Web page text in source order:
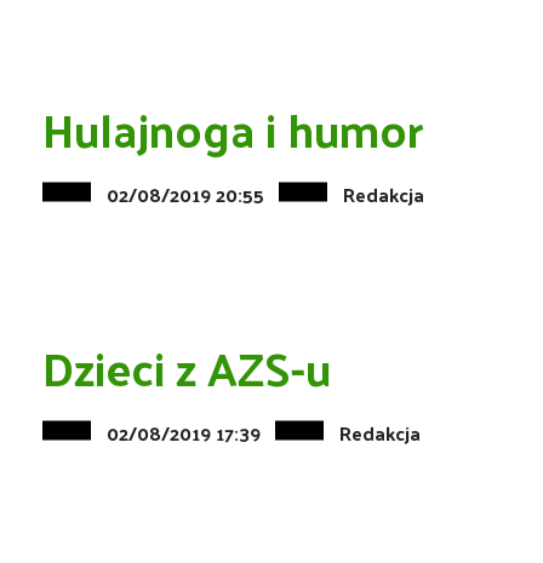
Hulajnoga i humor
02/08/2019 20:55 Redakcja
Dzieci z AZS-u
02/08/2019 17:39 Redakcja